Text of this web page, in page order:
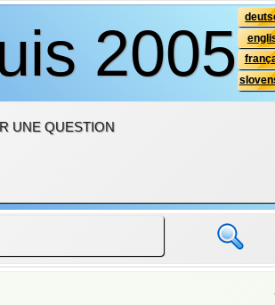
2005
UNE QUESTION